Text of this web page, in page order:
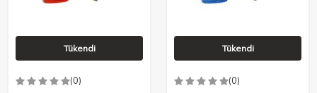
Tükendi
(0)
Tükendi
(0)